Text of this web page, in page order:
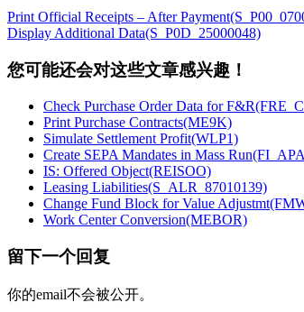
Print Official Receipts – After
Display Additional Data(S_P0D_25000048)
您可能还会对这些文章感兴趣！
Check Purchase Order Data for
Print Purchase Contracts(ME9K)
Simulate Settlement Profit(WLP1)
Create SEPA Mandates in Mass
IS: Offered Object(REISOO)
Leasing Liabilities(S_ALR_87010139)
Change Fund Block for Value
Work Center Conversion(MEBOR)
留下一个回复
你的email不会被公开。